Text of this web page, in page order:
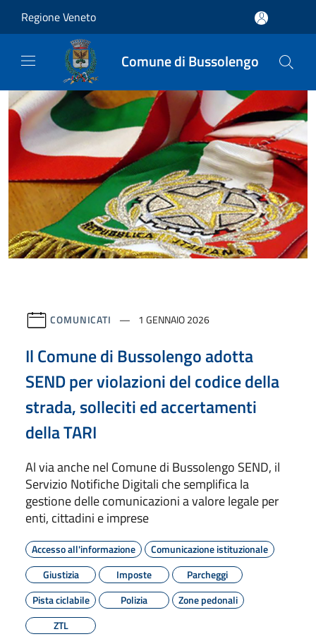
Regione Veneto
Comune di Bussolengo
COMUNICATI 1 GENNAIO 2026
Il Comune di Bussolengo adotta
SEND per violazioni del codice della
strada, solleciti ed accertamenti
della TARI
Al via anche nel Comune di Bussolengo SEND, il
Servizio Notifiche Digitali che semplifica la
gestione delle comunicazioni a valore legale per
enti, cittadini e imprese
Accesso all'informazione
Comunicazione istituzionale
Giustizia
Imposte
Parcheggi
Pista ciclabile
Polizia
Zone pedonali
ZTL